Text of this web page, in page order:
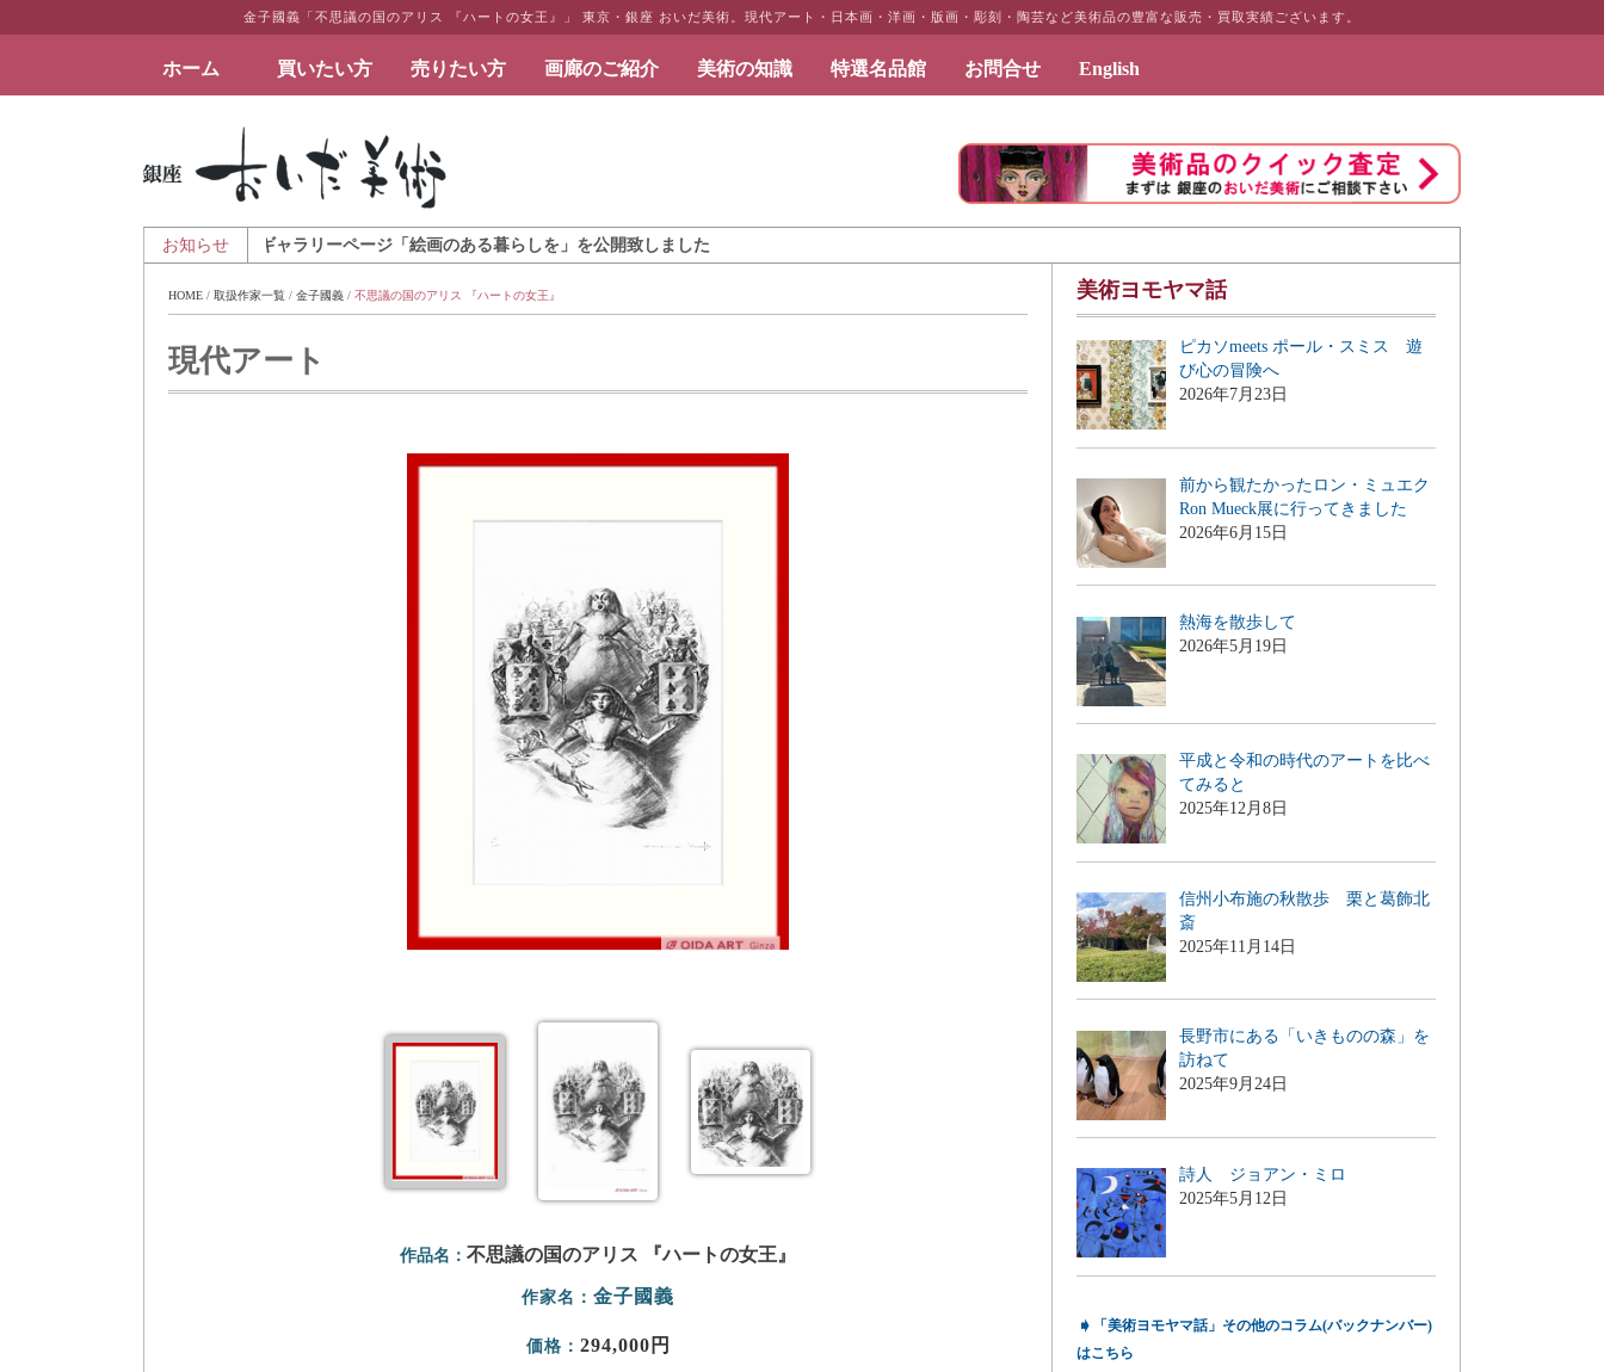
金子國義「不思議の国のアリス 『ハートの女王』」 東京・銀座 おいだ美術。現代アート・日本画・洋画・版画・彫刻・陶芸など美術品の豊富な販売・買取実績ございます。
ホーム 買いたい方 売りたい方 画廊のご紹介 美術の知識 特選名品館 お問合せ English
絵画など美術品の販売と買取 | 東京・銀座 おいだ美術
お知らせ
アートとインテリアのギャラリーページ「絵画のある暮らしを」を公開致しました
HOME / 取扱作家一覧 / 金子國義 / 不思議の国のアリス 『ハートの女王』
現代アート
作品名： 不思議の国のアリス 『ハートの女王』
作家名： 金子國義
価格： 294,000円
美術ヨモヤマ話
ピカソmeets ポール・スミス 遊
び心の冒険へ
2026年7月23日
前から観たかったロン・ミュエク
Ron Mueck展に行ってきました
2026年6月15日
熱海を散歩して
2026年5月19日
平成と令和の時代のアートを比べ
てみると
2025年12月8日
信州小布施の秋散歩 栗と葛飾北
斎
2025年11月14日
長野市にある「いきものの森」を
訪ねて
2025年9月24日
詩人 ジョアン・ミロ
2025年5月12日
➧
「美術ヨモヤマ話」その他のコラム(バックナンバー)
はこちら